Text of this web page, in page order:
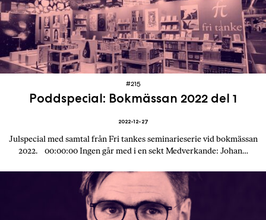
2022-12-27
Poddspecial: Bokmässan 2022 del 1
#215
Julspecial med samtal från Fri tankes seminarieserie vid bokmässan
2022. 00:00:00 Ingen går med i en sekt Medverkande: Johan…